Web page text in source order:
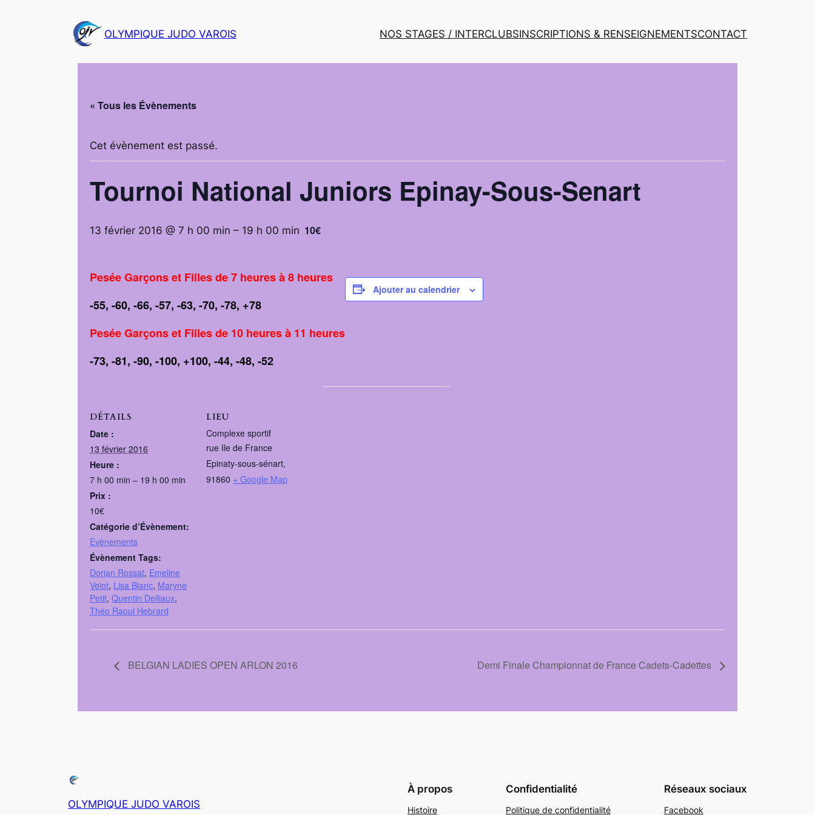
OLYMPIQUE JUDO VAROIS NOS STAGES / INTERCLUBSINSCRIPTIONS & RENSEIGNEMENTSCONTACT
« Tous les Évènements
Cet évènement est passé.
Tournoi National Juniors Epinay-Sous-Senart
13 février 2016 @ 7 h 00 min – 19 h 00 min 10€
Pesée Garçons et Filles de 7 heures à 8 heures
-55, -60, -66, -57, -63, -70, -78, +78
Pesée Garçons et Filles de 10 heures à 11 heures
-73, -81, -90, -100, +100, -44, -48, -52
Ajouter au calendrier
DÉTAILS
Date :
13 février 2016
Heure :
7 h 00 min – 19 h 00 min
Prix :
10€
Catégorie d’Évènement:
Evènements
Évènement Tags:
Dorian Rossat, Emeline
Velot, Lisa Blanc, Maryne
Petit, Quentin Delliaux,
Théo Raoul Hebrard
LIEU
Complexe sportif
rue Ile de France
Epinaty-sous-sénart,
91860 + Google Map
BELGIAN LADIES OPEN ARLON 2016 Demi Finale Championnat de France Cadets-Cadettes
OLYMPIQUE JUDO VAROIS
À propos
Histoire
Confidentialité
Politique de confidentialité
Réseaux sociaux
Facebook